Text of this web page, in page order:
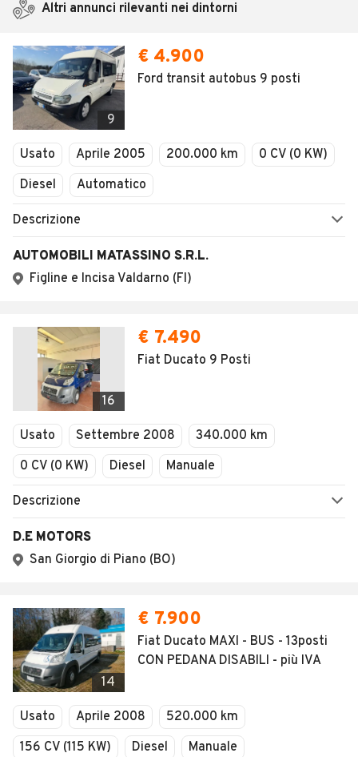
Altri annunci rilevanti nei dintorni
9
€ 4.900
Ford transit autobus 9 posti
Usato Aprile 2005 200.000 km
0 CV (0 KW)
Diesel
Automatico
Descrizione
AUTOMOBILI MATASSINO S.R.L.
Figline e Incisa Valdarno (FI)
16
€ 7.490
Fiat Ducato 9 Posti
Usato Settembre 2008
340.000 km
0 CV (0 KW)
Diesel Manuale
Descrizione
D.E MOTORS
San Giorgio di Piano (BO)
14
€ 7.900
Fiat Ducato MAXI - BUS - 13posti
CON PEDANA DISABILI - più IVA
Usato Aprile 2008
520.000 km
156 CV (115 KW)
Diesel Manuale